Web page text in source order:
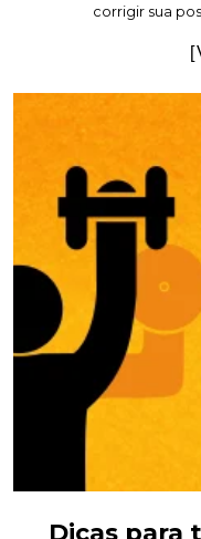
corrigir sua
Dicas para